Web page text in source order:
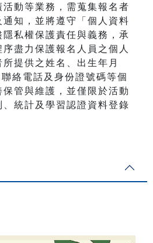
動等業務，需蒐集報名者
知，並將遵守「個人資料
私權保護責任與義務，承
盡力保護報名人員之個人
提供之姓名、出生年月
絡電話及身份證號碼等個
保管與維護，並僅限於活動
統計及學習認證資料登錄